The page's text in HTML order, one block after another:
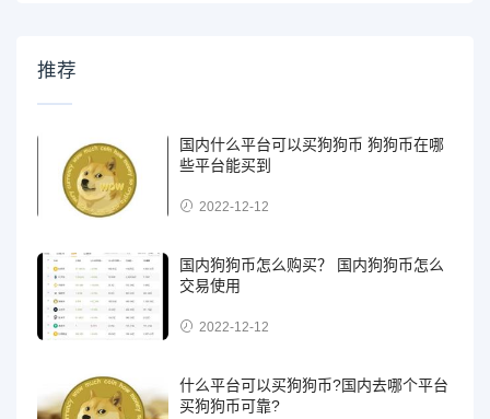
推荐
国内什么平台可以买狗狗币 狗狗币在哪
些平台能买到
2022-12-12
国内狗狗币怎么购买？ 国内狗狗币怎么
交易使用
2022-12-12
什么平台可以买狗狗币?国内去哪个平台
买狗狗币可靠?